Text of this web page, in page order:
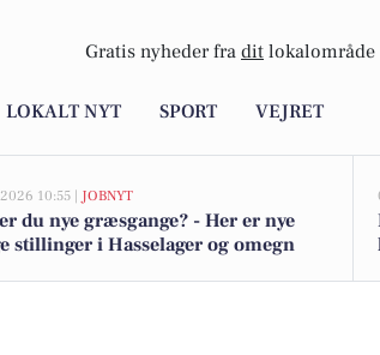
Gratis nyheder fra dit lokalområde
LOKALT NYT SPORT VEJRET
10:55 | JOBNYT
du nye græsgange? - Her er nye
stillinger i Hasselager og omegn